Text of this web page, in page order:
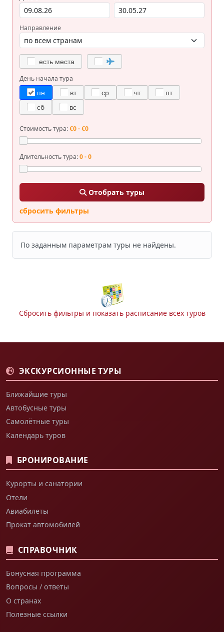
Направление
есть места
День начала тура
пн вт ср чт
пт
сб
вс
Стоимость тура:€0 - €0
Длительность тура:0 - 0
Отобрать туры
сбросить фильтры
По заданным параметрам туры не найдены.
Сбросить фильтры и показать расписание всех туров
ЭКСКУРСИОННЫЕ ТУРЫ
Ближайшие туры
Автобусные туры
Самолётные туры
Календарь туров
БРОНИРОВАНИЕ
Курорты и санатории
Отели
Авиабилеты
Прокат автомобилей
СПРАВОЧНИК
Бонусная программа
Вопросы / ответы
О странах
Полезные ссылки